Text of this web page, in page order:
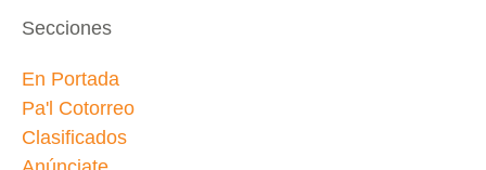
Secciones
En Portada
Pa'l Cotorreo
Clasificados